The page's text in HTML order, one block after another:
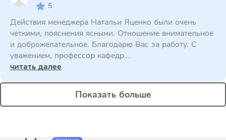
5
Действия менеджера Натальи Яценко были очень
четкими, пояснения ясными. Отношение внимательное
и доброжелательное. Благодарю Вас за работу. С
уважением, профессор кафедр...
читать далее
Показать больше